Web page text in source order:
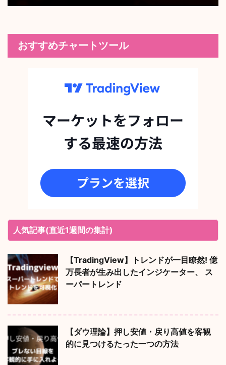
おすすめチャートツール
人気記事(直近1週間の集計)
【TradingView】トレンドが一目瞭然! 億
万長者が生み出したインジケーター、 ス
ーパートレンド
【ダウ理論】押し安値・戻り高値を客観
的に見つけるたった一つの方法